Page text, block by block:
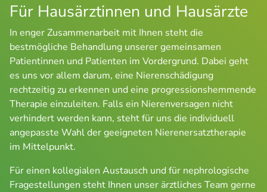
Für Hausärztinnen und Hausärzte
In enger Zusammenarbeit mit Ihnen steht die
bestmögliche Behandlung unserer gemeinsamen
Patientinnen und Patienten im Vordergrund. Dabei geht
es uns vor allem darum, eine Nierenschädigung
rechtzeitig zu erkennen und eine progressionshemmende
Therapie einzuleiten. Falls ein Nierenversagen nicht
verhindert werden kann, steht für uns die individuell
angepasste Wahl der geeigneten Nierenersatztherapie
im Mittelpunkt.
Für einen kollegialen Austausch und für nephrologische
Fragestellungen steht Ihnen unser ärztliches Team gerne